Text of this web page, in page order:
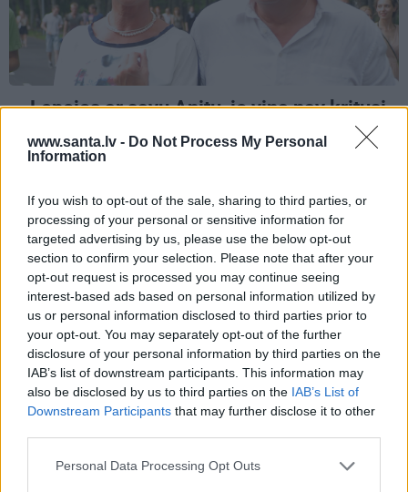
www.santa.lv - Do Not Process My Personal
Information
If you wish to opt-out of the sale, sharing to third parties, or
processing of your personal or sensitive information for
targeted advertising by us, please use the below opt-out
section to confirm your selection. Please note that after your
opt-out request is processed you may continue seeing
interest-based ads based on personal information utilized by
us or personal information disclosed to third parties prior to
your opt-out. You may separately opt-out of the further
disclosure of your personal information by third parties on the
IAB’s list of downstream participants. This information may
also be disclosed by us to third parties on the IAB’s List of
Downstream Participants that may further disclose it to other
Personal Data Processing Opt Outs
«Lepojos ar savu Anitu, jo viņa nav kritusi
vecumā!» Leiškalns atklāj abu
pārsteidzošo iepazīšanās stāstu
ZIŅAS
«Sāc domāt – kāpēc tik maz?» Viļčuka
par savām lomām jaunajā Dailes teātra
sezonā